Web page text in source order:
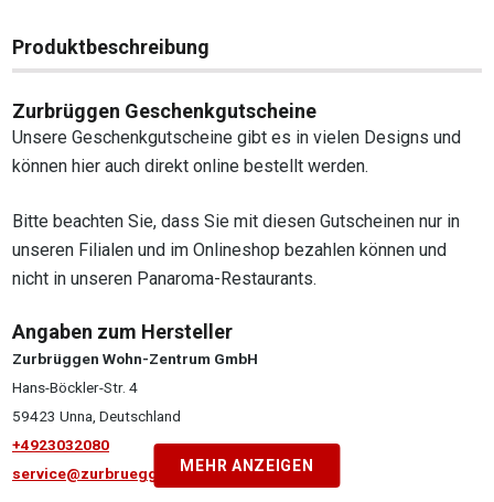
Produktbeschreibung
Zurbrüggen Geschenkgutscheine
Unsere Geschenkgutscheine gibt es in vielen Designs und
können hier auch direkt online bestellt werden.
Bitte beachten Sie, dass Sie mit diesen Gutscheinen nur in
unseren Filialen und im Onlineshop bezahlen können und
nicht in unseren Panaroma-Restaurants.
Angaben zum Hersteller
Zurbrüggen Wohn-Zentrum GmbH
Hans-Böckler-Str. 4
59423 Unna, Deutschland
+4923032080
service@zurbrueggen.deMEHR ANZEIGEN